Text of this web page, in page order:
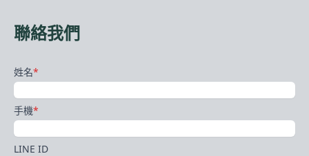
聯絡我們
姓名*
手機*
LINE ID